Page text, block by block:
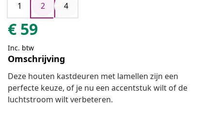
1
2 4
€ 59
Inc. btw
Omschrijving
Deze houten kastdeuren met lamellen zijn een
perfecte keuze, of je nu een accentstuk wilt of de
luchtstroom wilt verbeteren.